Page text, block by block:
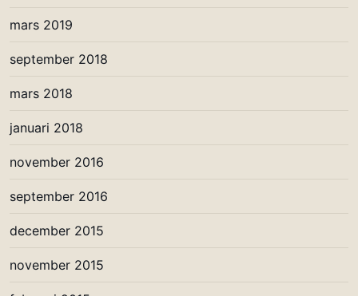
mars 2019
september 2018
mars 2018
januari 2018
november 2016
september 2016
december 2015
november 2015